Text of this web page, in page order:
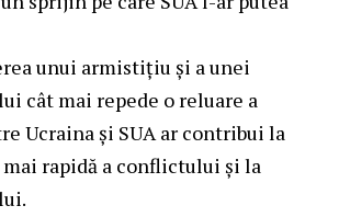
unui armistițiu și a unei
cât mai repede o reluare a
Ucraina și SUA ar contribui la
rapidă a conflictului și la